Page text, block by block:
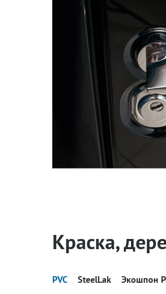
Краска,
PVC SteelLak Экошпон